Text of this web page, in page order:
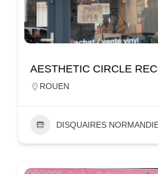
AESTHETIC CIRCLE
ROUEN
DISQUAIRES